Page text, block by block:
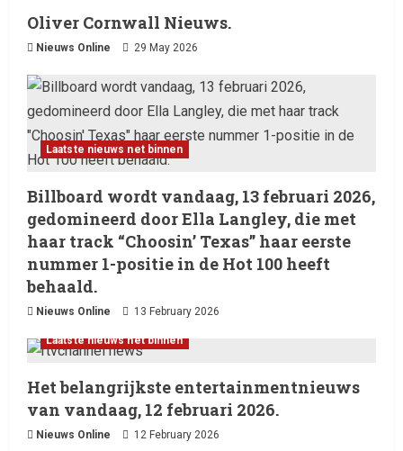
Oliver Cornwall Nieuws.
Nieuws Online 29 May 2026
Laatste nieuws net binnen
Billboard wordt vandaag, 13 februari 2026,
gedomineerd door Ella Langley, die met
haar track “Choosin’ Texas” haar eerste
nummer 1-positie in de Hot 100 heeft
behaald.
Nieuws Online 13 February 2026
Laatste nieuws net binnen
Het belangrijkste entertainmentnieuws
van vandaag, 12 februari 2026.
Nieuws Online 12 February 2026
2
Laatste nieuws net binnen
Billboard wordt vandaag, 13
februari 2026, gedomineerd
door Ella Langley, die met haar
track “Choosin’ Texas” haar
Hot 100 heeft behaald.
13 February 2026
Laatste nieuws net binnen
Het belangrijkste
entertainmentnieuws van
vandaag, 12 februari 2026.
4
Laatste nieuws net binnen
Live Music: Concerts, Festivals,
and DJ Performances This
Laatste nieuws net binnen